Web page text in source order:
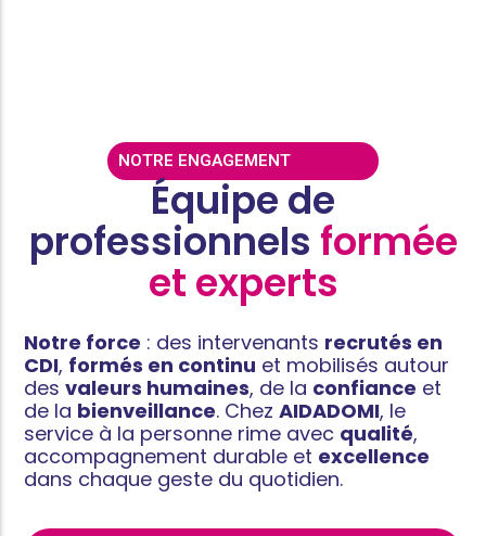
NOTRE ENGAGEMENT
Équipe de
professionnels formée
et experts
Notre force : des intervenants recrutés en
CDI, formés en continu et mobilisés autour
desvaleurs humaines, de la confiance et
de la bienveillance. ChezAIDADOMI, le
service à la personne rime avec qualité,
accompagnement durable et excellence
dans chaque geste du quotidien.